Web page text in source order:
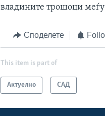
владините трошоци меѓу
Споделете
This item is part of
Актуелно САД